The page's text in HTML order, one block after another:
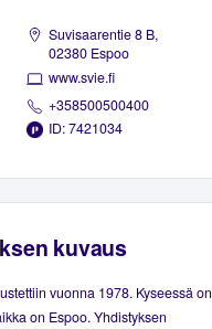
Suvisaarentie 8 B,
02380 Espoo
www.svie.fi
+358500500400
ID: 7421034
kuvaus
vuonna 1978. Kyseessä on
on Espoo. Yhdistyksen